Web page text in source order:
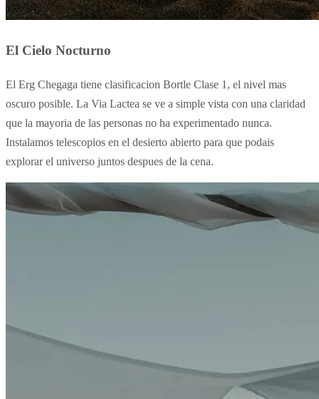
El Cielo Nocturno
El Erg Chegaga tiene clasificacion Bortle Clase 1, el nivel mas
oscuro posible. La Via Lactea se ve a simple vista con una claridad
que la mayoria de las personas no ha experimentado nunca.
Instalamos telescopios en el desierto abierto para que podais
explorar el universo juntos despues de la cena.